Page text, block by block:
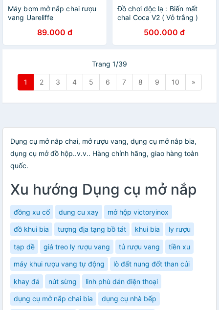
Máy bơm mở nắp chai rượu
vang Uareliffe
89.000 đ
Đồ chơi độc lạ : Biến mất
chai Coca V2 ( Vỏ trắng )
500.000 đ
Trang 1/39
1 2 3 4 5 6 7 8 9 10 »
Dụng cụ mở nắp chai, mở rượu vang, dụng cụ mở nắp bia,
dụng cụ mở đồ hộp..v.v.. Hàng chính hãng, giao hàng toàn
quốc.
Xu hướng Dụng cụ mở nắp
đồng xu cổ dung cu xay mở hộp victoryinox
đồ khui bia tượng địa tạng bồ tát khui bia ly rượu
tạp dề giá treo ly rượu vang tủ rượu vang tiền xu
máy khui rượu vang tự động lò đất nung đốt than củi
khay đá nút sừng linh phù dán điện thoại
dụng cụ mở nắp chai bia dụng cụ nhà bếp